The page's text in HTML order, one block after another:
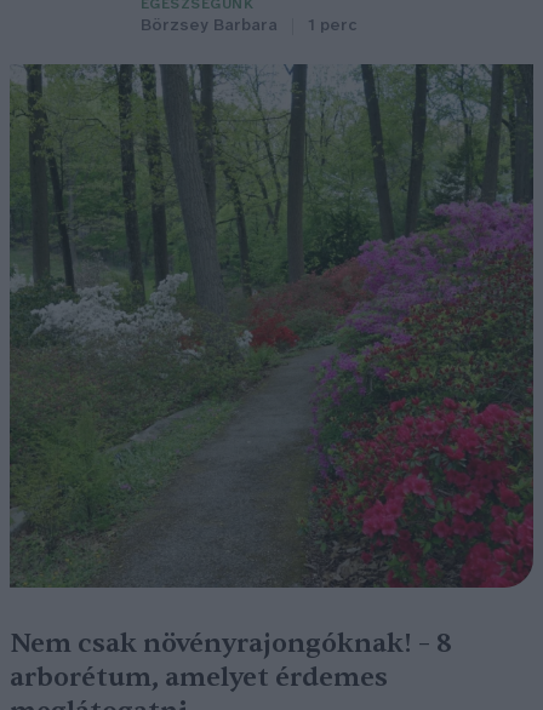
EGÉSZSÉGÜNK
Börzsey Barbara 1 perc
Nem csak növényrajongóknak! – 8
arborétum, amelyet érdemes